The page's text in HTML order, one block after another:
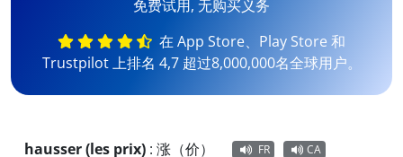
免费试用, 无购买义务
在 App Store、Play Store 和
Trustpilot 上排名 4,7 超过8,000,000名全球用户。
hausser (les prix) : 涨（价） FR CA